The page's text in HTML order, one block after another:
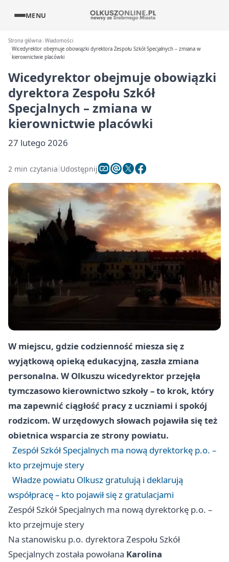
MENU
Strona główna Wiadomości
Wicedyrektor obejmuje obowiązki dyrektora Zespołu Szkół Specjalnych – zmiana w
kierownictwie placówki
Wicedyrektor obejmuje obowiązki
dyrektora Zespołu Szkół
Specjalnych – zmiana w
kierownictwie placówki
27 lutego 2026
2 min czytania Udostępnij
W miejscu, gdzie codzienność miesza się z
wyjątkową opieką edukacyjną, zaszła zmiana
personalna. W Olkuszu wicedyrektor przejęła
tymczasowo kierownictwo szkoły – to krok, który
ma zapewnić ciągłość pracy z uczniami i spokój
rodzicom. W urzędowych słowach pojawiła się też
obietnica wsparcia ze strony powiatu.
Zespół Szkół Specjalnych ma nową dyrektorkę p.o. –
kto przejmuje stery
Władze powiatu Olkusz gratulują i deklarują
współpracę – kto pojawił się z gratulacjami
Zespół Szkół Specjalnych ma nową dyrektorkę p.o. –
kto przejmuje stery
Na stanowisku p.o. dyrektora Zespołu Szkół
Specjalnych została powołana Karolina